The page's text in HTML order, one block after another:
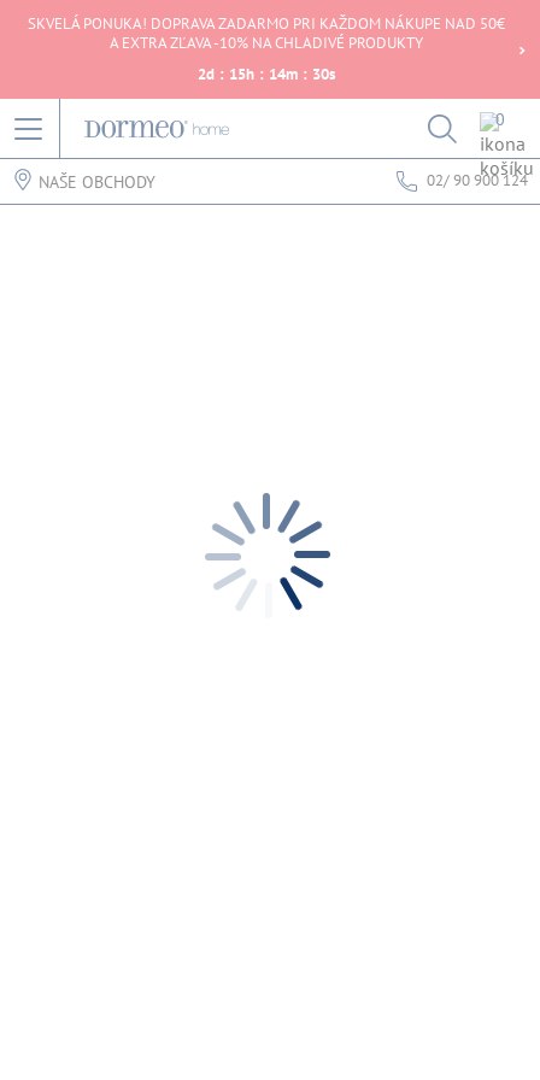
SKVELÁ PONUKA! DOPRAVA ZADARMO PRI KAŽDOM NÁKUPE NAD 50€
A EXTRA ZĽAVA -10% NA CHLADIVÉ PRODUKTY
2d : 15h : 14m : 30s
0
NAŠE OBCHODY 02/ 90 900 124